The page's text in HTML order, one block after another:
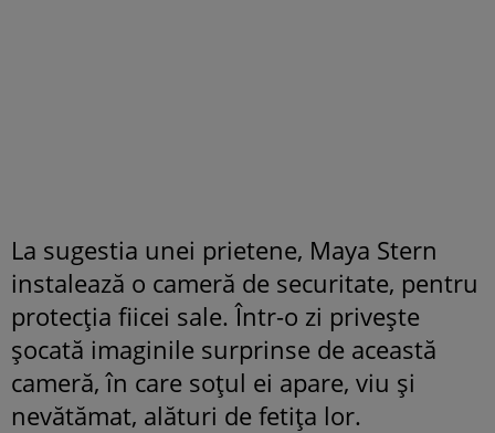
La sugestia unei prietene, Maya Stern
instalează o cameră de securitate, pentru
protecția fiicei sale. Într-o zi privește
șocată imaginile surprinse de această
cameră, în care soțul ei apare, viu și
nevătămat, alături de fetița lor.